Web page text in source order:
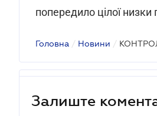
попередило цілої низки
Головна / Новини /
Залиште